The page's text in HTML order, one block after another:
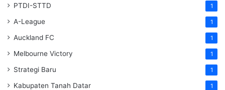
PTDI-STTD 1
A-League 1
Auckland FC 1
Melbourne Victory 1
Strategi Baru 1
Kabupaten Tanah Datar 1